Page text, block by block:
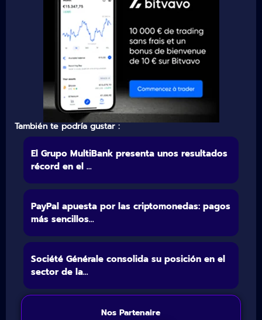
También te podría gustar :
El Grupo MultiBank presenta unos resultados
récord en el ...
PayPal apuesta por las criptomonedas: pagos
más sencillos...
Société Générale consolida su posición en el
sector de la...
Nos Partenaire